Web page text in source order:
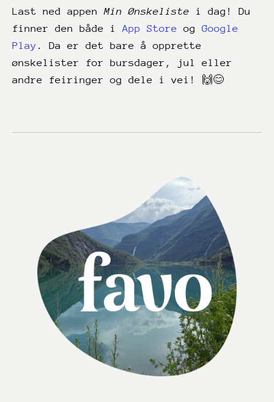
Last ned appenMin Ønskeliste i dag! Du
finner den både i App Store ogGoogle
Play . Da er det bare å opprette
ønskelister for bursdager, jul eller
andre feiringer og dele i vei! 🙌😊